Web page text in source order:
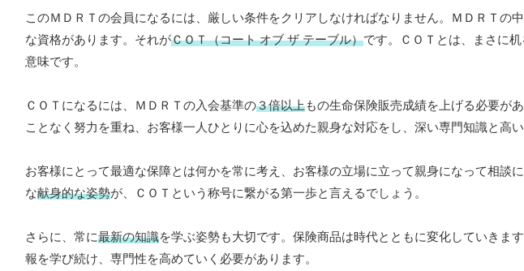
このＭＤＲＴの会員になるには、厳しい条件をクリアしなければなりません。ＭＤＲＴの
な資格があります。それがＣＯＴ（コート オブ ザ テーブル）です。ＣＯＴとは、まさに
意味です。
ＣＯＴになるには、ＭＤＲＴの入会基準の３倍以上もの生命保険販売成績を上げる必要が
ことなく努力を重ね、お客様一人ひとりに心を込めた親身な対応をし、深い専門知識と高
お客様にとって最適な保障とは何かを常に考え、お客様の立場に立って親身になって相談
な献身的な姿勢が、ＣＯＴという称号に繋がる第一歩と言えるでしょう。
さらに、常に最新の知識を学ぶ姿勢も大切です。保険商品は時代とともに変化していきま
報を学び続け、専門性を高めていく必要があります。